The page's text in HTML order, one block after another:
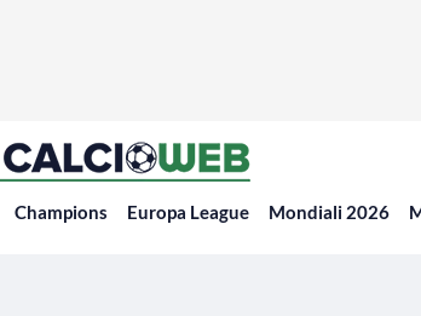
Champions Europa League Mondiali 2026